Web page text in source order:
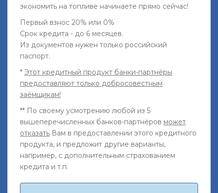
экономить на топливе начинаете прямо сейчас!
Первый взнос 20% или 0%
Срок кредита - до 6 месяцев.
Из документов нужен только российский
паспорт.
* Этот кредитный продукт банки-партнёры
предоставляют только добросовестным
заёмщикам!
** По своему усмотрению любой из 5
вышеперечисленных банков-партнёров может
отказать Вам в предоставлении этого кредитного
продукта, и предложит другие варианты,
например, с дополнительным страхованием
кредита и т.п.